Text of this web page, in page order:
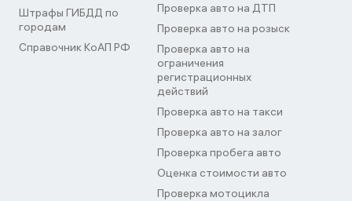
Штрафы ГИБДД по
городам
Справочник КоАП РФ
Проверка авто на ДТП
Проверка авто на розыск
Проверка авто на
ограничения
регистрационных
действий
Проверка авто на такси
Проверка авто на залог
Проверка пробега авто
Оценка стоимости авто
Проверка мотоцикла